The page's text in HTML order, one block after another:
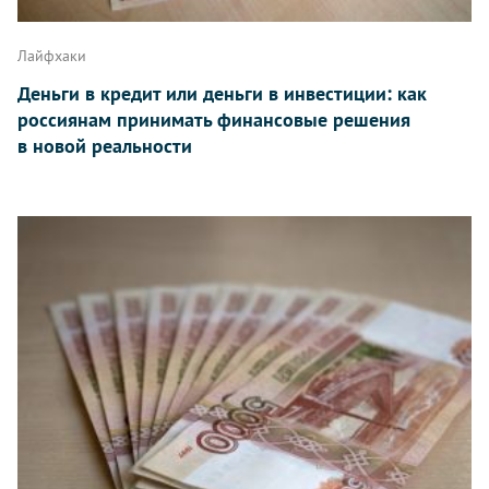
Лайфхаки
Деньги в кредит или деньги в инвестиции: как
россиянам принимать финансовые решения
в новой реальности